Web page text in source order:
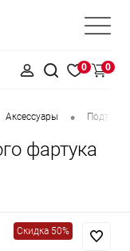
0 0
Аксессуары •
фартука
Скидка 50%